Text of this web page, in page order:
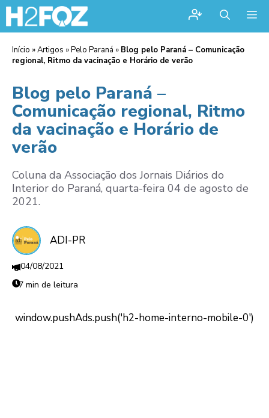
Início »Artigos »Pelo Paraná » Blog pelo Paraná – Comunicação
regional, Ritmo da vacinação e Horário de verão
Blog pelo Paraná –
Comunicação regional, Ritmo
da vacinação e Horário de
verão
Coluna da Associação dos Jornais Diários do
Interior do Paraná, quarta-feira 04 de agosto de
2021.
ADI-PR
04/08/2021
7 min de leitura